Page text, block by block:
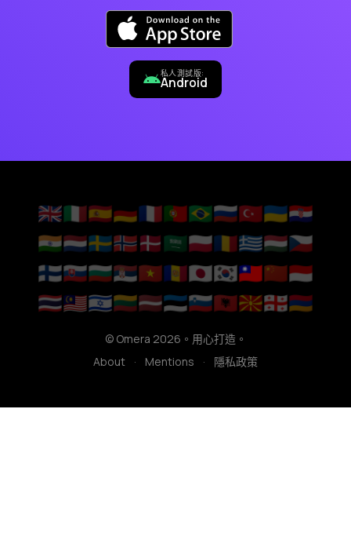
私人測試版:
Android
🇬🇧🇮🇹🇪🇸🇩🇪🇫🇷🇵🇹🇧🇷🇷🇺🇹🇷🇺🇦🇭🇷
🇮🇳🇳🇱🇸🇪🇳🇴🇩🇰🇸🇦🇵🇱🇷🇴🇬🇷🇭🇺🇨🇿
🇫🇮🇸🇰🇧🇬🇷🇸🇻🇳🇦🇩🇯🇵🇰🇷🇹🇼🇨🇳🇮🇩
🇹🇭🇲🇾🇮🇱🇱🇹🇱🇻🇪🇪🇸🇮🇦🇱🇲🇰🇬🇪🇦🇲
© Omera 2026。用心打造。
About
· Mentions · 隱私政策